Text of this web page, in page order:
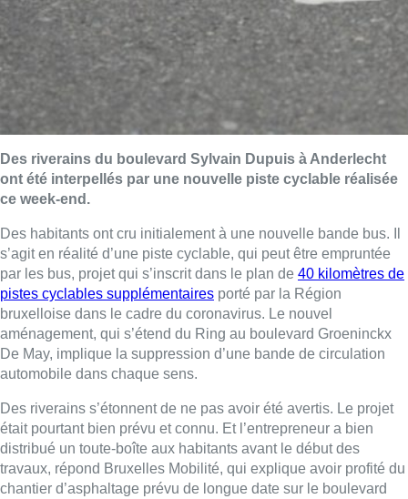
Des riverains du boulevard Sylvain Dupuis à Anderlecht
ont été interpellés par une nouvelle piste cyclable réalisée
ce week-end.
Des habitants ont cru initialement à une nouvelle bande bus. Il
s’agit en réalité d’une piste cyclable, qui peut être empruntée
par les bus, projet qui s’inscrit dans le plan de 40 kilomètres de
pistes cyclables supplémentaires porté par la Région
bruxelloise dans le cadre du coronavirus. Le nouvel
aménagement, qui s’étend du Ring au boulevard Groeninckx
De May, implique la suppression d’une bande de circulation
automobile dans chaque sens.
Des riverains s’étonnent de ne pas avoir été avertis. Le projet
était pourtant bien prévu et connu. Et l’entrepreneur a bien
distribué un toute-boîte aux habitants avant le début des
travaux, répond Bruxelles Mobilité, qui explique avoir profité du
chantier d’asphaltage prévu de longue date sur le boulevard